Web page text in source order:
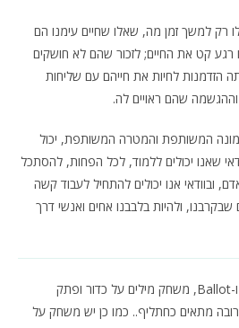
ולו רק למשך זמן מה, שאלו שחיים עימנו הם
רגע קט את החיים; לזכור שהם לא חושקים
הזדמנות לחיות את חייהם עם שליחות
שהם ראויים לה.
המשותפת והמטרה המשותפת, יכול
שאנו יכולים ללמוד, לכל הפחות, להסתכל
ובוודאי אנו יכולים להתחיל לעבוד קשה
ולהיות בלבבנו אחים ואנשי דרך
ו-Ballot, משחק מילים על כדור ופתק
מתאים כחתליף.. כמו כן יש משחק על